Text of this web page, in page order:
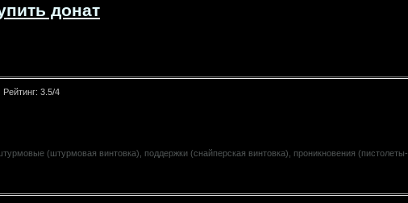
донат
| Рейтинг: 3.5/4
(штурмовая винтовка), поддержки (снайперская винтовка), проникновения (пистолеты-